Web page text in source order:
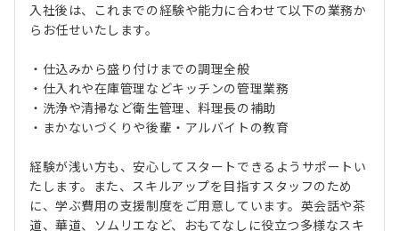
入社後は、これまでの経験や能力に合わせて以下の業務か
らお任せいたします。
・仕込みから盛り付けまでの調理全般
・仕入れや在庫管理などキッチンの管理業務
・洗浄や清掃など衛生管理、料理長の補助
・まかないづくりや後輩・アルバイトの教育
経験が浅い方も、安心してスタートできるようサポートい
たします。また、スキルアップを目指すスタッフのため
に、学ぶ費用の支援制度をご用意しています。英会話や茶
道、華道、ソムリエなど、おもてなしに役立つ多様なスキ